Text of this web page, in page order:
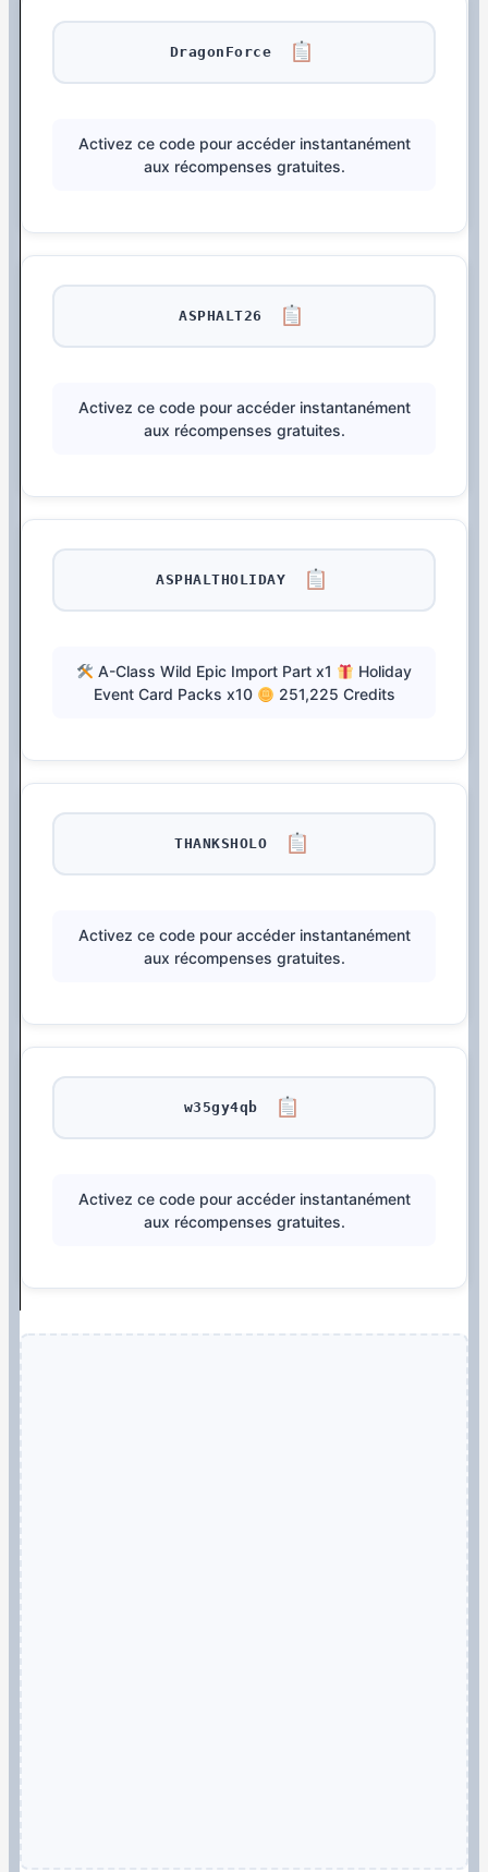
DragonForce
Activez ce code pour accéder instantanément
aux récompenses gratuites.
ASPHALT26
Activez ce code pour accéder instantanément
aux récompenses gratuites.
ASPHALTHOLIDAY
A-Class Wild Epic Import Part x1
Holiday
Event Card Packs x10
251,225 Credits
THANKSHOLO
Activez ce code pour accéder instantanément
aux récompenses gratuites.
w35gy4qb
Activez ce code pour accéder instantanément
aux récompenses gratuites.